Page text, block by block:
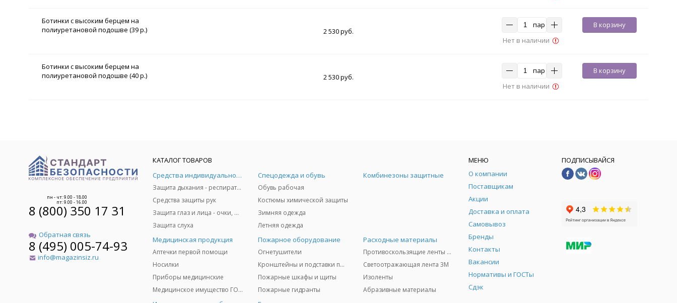
Ботинки с высоким берцем на
полиуретановой подошве (39 р.)
2 530 руб.
пар
В корзину
Нет в наличии
Ботинки с высоким берцем на
полиуретановой подошве (40 р.)
2 530 руб.
пар
В корзину
Нет в наличии
пн - чт: 9.00 - 18.00
пт: 9.00 - 16.00
8 (800) 350 17 31
Обратная связь
8 (495) 005-74-93
info@magazinsiz.ru
КАТАЛОГ ТОВАРОВ
Средства индивидуальной защиты
Защита дыхания - респираторы, противогазы, фильтры, дозиметры
Средства защиты рук
Защита глаз и лица - очки, щитки
Защита слуха
Спецодежда и обувь
Обувь рабочая
Костюмы химической защиты
Зимняя одежда
Летняя одежда
Комбинезоны защитные
Медицинская продукция
Аптечки первой помощи
Носилки
Приборы медицинские
Медицинское имущество ГО и ЧС
Пожарное оборудование
Огнетушители
Кронштейны и подставки под огнетушители
Пожарные шкафы и щиты
Пожарные гидранты
Расходные материалы
Противоскользящие ленты 3М
Светоотражающая лента 3M
Изоленты
Абразивные материалы
МЕНЮ
О компании
Поставщикам
Акции
Доставка и оплата
Самовывоз
Бренды
Контакты
Вакансии
Нормативы и ГОСТы
Сдэк
ПОДПИСЫВАЙСЯ